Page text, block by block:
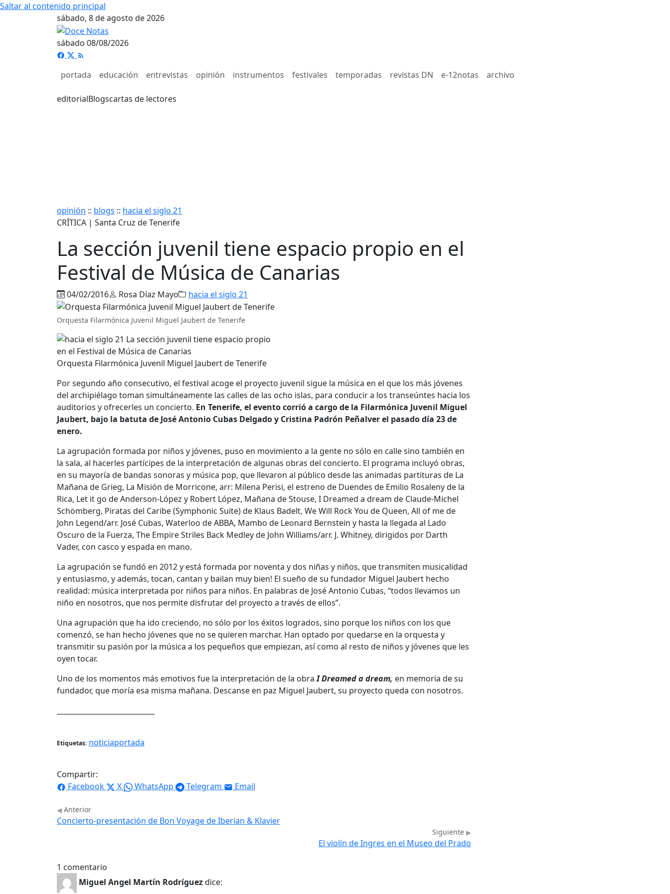
Saltar al contenido principal
sábado, 8 de agosto de 2026
sábado 08/08/2026
portada educación entrevistas opinión instrumentos festivales temporadas revistas DN e-12notas archivo
editorialBlogscartas de lectores
opinión :: blogs :: hacia el siglo 21
CRÍTICA | Santa Cruz de Tenerife
La sección juvenil tiene espacio propio en el
Festival de Música de Canarias
04/02/2016 Rosa Díaz Mayo hacia el siglo 21
Orquesta Filarmónica Juvenil Miguel Jaubert de Tenerife
Orquesta Filarmónica Juvenil Miguel Jaubert de Tenerife
Por segundo año consecutivo, el festival acoge el proyecto juvenil sigue la música en el que los más jóvenes
del archipiélago toman simultáneamente las calles de las ocho islas, para conducir a los transeúntes hacia los
auditorios y ofrecerles un concierto. En Tenerife, el evento corrió a cargo de la Filarmónica Juvenil Miguel
Jaubert, bajo la batuta de José Antonio Cubas Delgado y Cristina Padrón Peñalver el pasado día 23 de
enero.
La agrupación formada por niños y jóvenes, puso en movimiento a la gente no sólo en calle sino también en
la sala, al hacerles partícipes de la interpretación de algunas obras del concierto. El programa incluyó obras,
en su mayoría de bandas sonoras y música pop, que llevaron al público desde las animadas partituras de La
Mañana de Grieg, La Misión de Morricone, arr: Milena Perisi, el estreno de Duendes de Emilio Rosaleny de la
Rica, Let it go de Anderson-López y Robert López, Mañana de Stouse, I Dreamed a dream de Claude-Michel
Schömberg, Piratas del Caribe (Symphonic Suite) de Klaus Badelt, We Will Rock You de Queen, All of me de
John Legend/arr. José Cubas, Waterloo de ABBA, Mambo de Leonard Bernstein y hasta la llegada al Lado
Oscuro de la Fuerza, The Empire Striles Back Medley de John Williams/arr. J. Whitney, dirigidos por Darth
Vader, con casco y espada en mano.
La agrupación se fundó en 2012 y está formada por noventa y dos niñas y niños, que transmiten musicalidad
y entusiasmo, y además, tocan, cantan y bailan muy bien! El sueño de su fundador Miguel Jaubert hecho
realidad: música interpretada por niños para niños. En palabras de José Antonio Cubas, “todos llevamos un
niño en nosotros, que nos permite disfrutar del proyecto a través de ellos”.
Una agrupación que ha ido creciendo, no sólo por los éxitos logrados, sino porque los niños con los que
comenzó, se han hecho jóvenes que no se quieren marchar. Han optado por quedarse en la orquesta y
transmitir su pasión por la música a los pequeños que empiezan, así como al resto de niños y jóvenes que les
oyen tocar.
Uno de los momentos más emotivos fue la interpretación de la obraI Dreamed a dream, en memoria de su
fundador, que moría esa misma mañana. Descanse en paz Miguel Jaubert, su proyecto queda con nosotros.
Etiquetas: noticiaportada
Compartir:
Facebook
X WhatsApp Telegram Email
Anterior
Concierto-presentación de Bon Voyage de Iberian & Klavier
Siguiente
El violín de Ingres en el Museo del Prado
1 comentario
Miguel Angel Martín Rodríguezdice: